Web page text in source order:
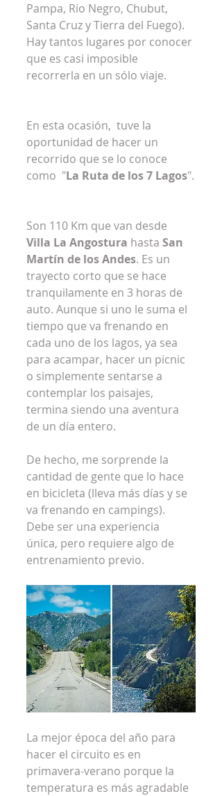
Pampa, Rio Negro, Chubut,
Santa Cruz y Tierra del Fuego).
Hay tantos lugares por conocer
que es casi imposible
recorrerla en un sólo viaje.
En esta ocasión,  tuve la
oportunidad de hacer un
recorrido que se lo conoce
como  "La Ruta de los 7 Lagos".
Son 110 Km que van desde
Villa La Angostura hasta San
Martín de los Andes. Es un
trayecto corto que se hace
tranquilamente en 3 horas de
auto. Aunque si uno le suma el
tiempo que va frenando en
cada uno de los lagos, ya sea
para acampar, hacer un picnic
o simplemente sentarse a
contemplar los paisajes,
termina siendo una aventura
de un día entero.
De hecho, me sorprende la
cantidad de gente que lo hace
en bicicleta (lleva más días y se
va frenando en campings).
Debe ser una experiencia
única, pero requiere algo de
entrenamiento previo.
La mejor época del año para
hacer el circuito es en
primavera-verano porque la
temperatura es más agradable